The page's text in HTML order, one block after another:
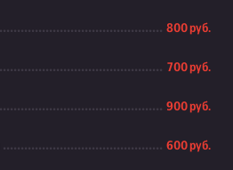
800 руб.
700 руб.
900 руб.
600 руб.